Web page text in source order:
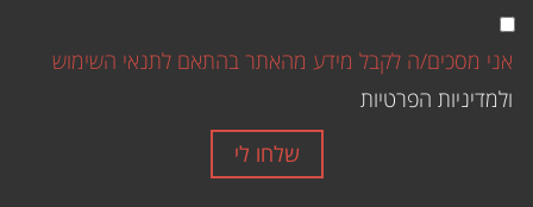
אני מסכים/ה לקבל מידע מהאתר בהתאם לתנאי השימוש
ולמדיניות הפרטיות
שלחו לי